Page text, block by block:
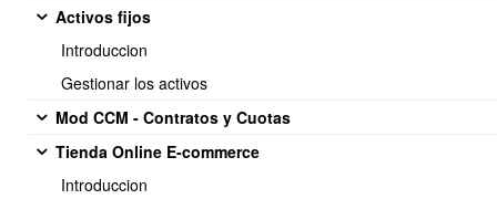
Activos fijos
Introduccion
Gestionar los activos
Mod CCM - Contratos y Cuotas
Tienda Online E-commerce
Introduccion
Ejemplos de sensores
Dependiendo del tipo de dispositivo, pueden enviarse distintos
sensores.